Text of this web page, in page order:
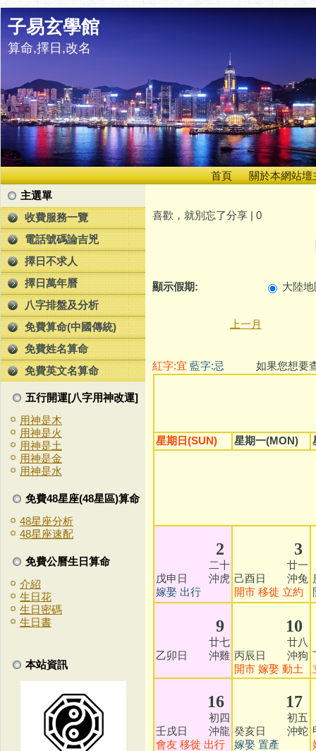
子易玄學館
算命,擇日,改名
首頁
關於本網站壇
主選單
收費服務一覽
電話號碼論吉兇
擇日不求人
擇日萬年曆
八字排盤及分析
免費算命(中國傳統)
免費姓名算命
免費英文名算命
五行開運[八字用神改運]
用神是木
用神是火
用神是土
用神是金
用神是水
免費48星座(48星區)算命
48星座分析
48星座速配
免費公曆生日算命
介紹
生日花
生日密碼
生日書
本站資訊
喜歡，就別忘了分享 | 0
顯示假期: 大陸
上一月
紅字:宜 藍字:忌 如果您想要查看
星期日(SUN) 星期一(MON)
2
二十
戊申日 沖虎
嫁娶 出行
3
廿一
己酉日 沖兔
開市 移徙 立約
9
廿七
乙卯日 沖雞
10
廿八
丙辰日 沖狗
開市 嫁娶 動土
16
初四
壬戌日 沖龍
會友 移徙 出行
17
初五
癸亥日 沖蛇
嫁娶 置產